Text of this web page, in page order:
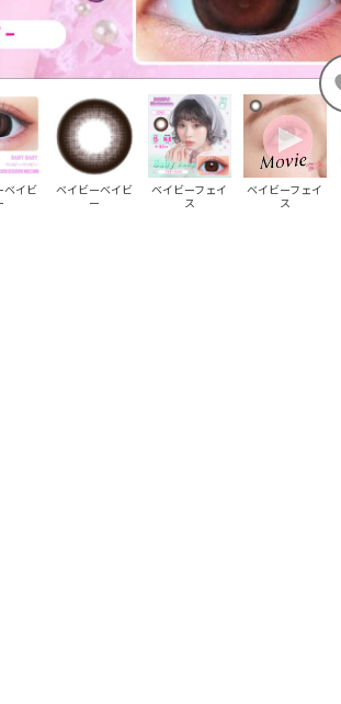
ベイビ
ベイビーベイビ
ー
ベイビーフェイ
ス
ベイビーフェイ
ス